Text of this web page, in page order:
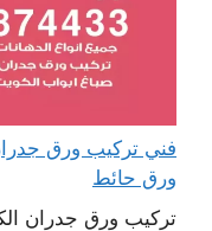
ورق حائط
تركيب ورق جدران